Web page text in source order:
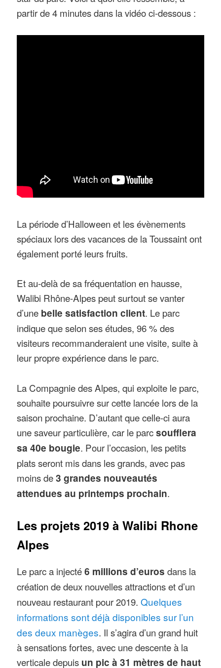
partir de 4 minutes dans la vidéo ci-dessous :
La période d’Halloween et les évènements
spéciaux lors des vacances de la Toussaint ont
également porté leurs fruits.
Et au-delà de sa fréquentation en hausse,
Walibi Rhône-Alpes peut surtout se vanter
d’une belle satisfaction client. Le parc
indique que selon ses études, 96 % des
visiteurs recommanderaient une visite, suite à
leur propre expérience dans le parc.
La Compagnie des Alpes, qui exploite le parc,
souhaite poursuivre sur cette lancée lors de la
saison prochaine. D’autant que celle-ci aura
une saveur particulière, car le parcsoufflera
sa 40e bougie. Pour l’occasion, les petits
plats seront mis dans les grands, avec pas
moins de3 grandes nouveautés
attendues au printemps prochain.
Les projets 2019 à Walibi Rhone
Alpes
Le parc a injecté6 millions d’euros dans la
création de deux nouvelles attractions et d’un
nouveau restaurant pour 2019.Quelques
informations sont déjà disponibles sur l’un
des deux manèges. Il s’agira d’un grand huit
à sensations fortes, avec une descente à la
verticale depuis un pic à 31 mètres de haut